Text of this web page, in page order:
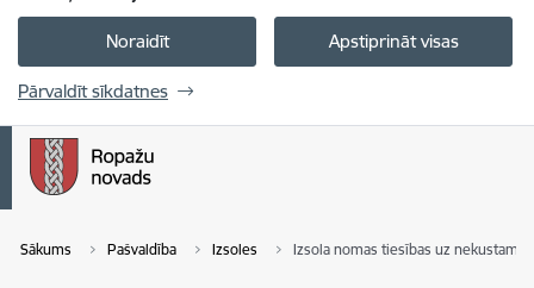
Noraidīt Apstiprināt visas
Pārvaldīt sīkdatnes
Sākums Pašvaldība Izsoles Izsola nomas tiesības uz